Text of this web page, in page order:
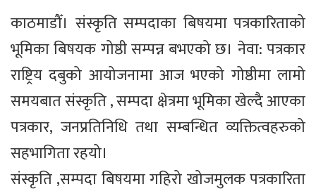
काठमाडौँ। संस्कृति सम्पदाका बिषयमा पत्रकारिताको
भूमिका बिषयक गोष्ठी सम्पन्न बभएको छ। नेवा: पत्रकार
राष्ट्रिय दबुको आयोजनामा आज भएको गोष्ठीमा लामो
समयबात संस्कृति , सम्पदा क्षेत्रमा भूमिका खेल्दै आएका
पत्रकार, जनप्रतिनिधि तथा सम्बन्धित व्यक्तित्वहरुको
सहभागिता रहयो।
संस्कृति ,सम्पदा बिषयमा गहिरो खोजमुलक पत्रकारिता